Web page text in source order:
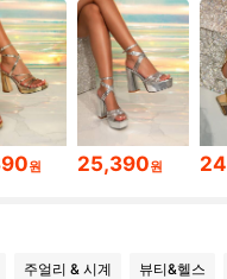
원 25,390원
주얼리 & 시계 뷰티&헬스